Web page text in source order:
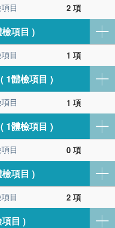
目
項目 )
目
1體檢項目 )
目
1體檢項目 )
目
項目 )
目
目 )
2 項
1 項
1 項
0 項
2 項